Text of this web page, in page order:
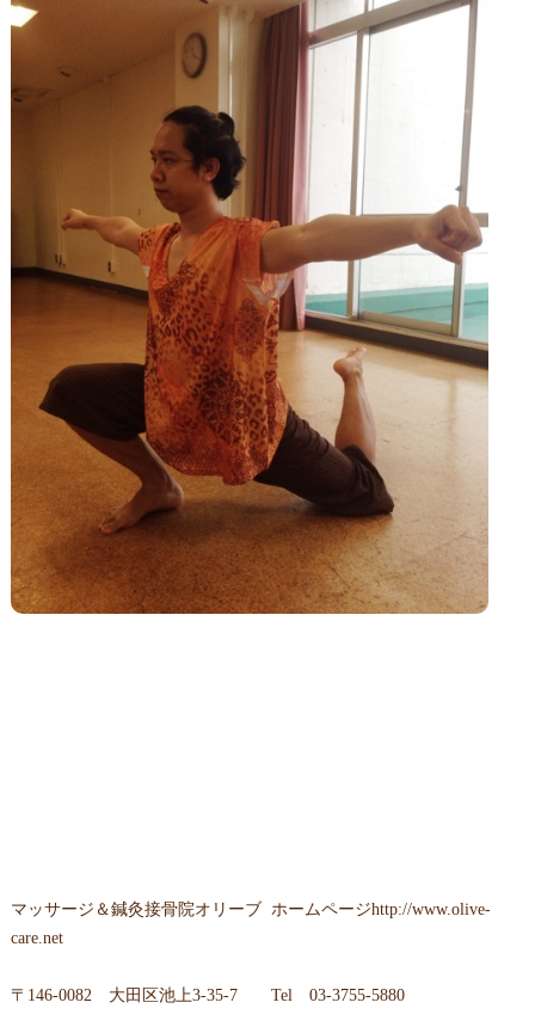
マッサージ＆鍼灸接骨院オリーブ ホームページhttp://www.olive-
care.net
〒 146-0082 大田区池上3-35-7Tel 03-3755-5880